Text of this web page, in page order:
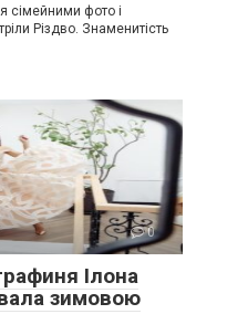
сімейними фото і
Різдво. Знаменитість
0
Ілона
зимовою